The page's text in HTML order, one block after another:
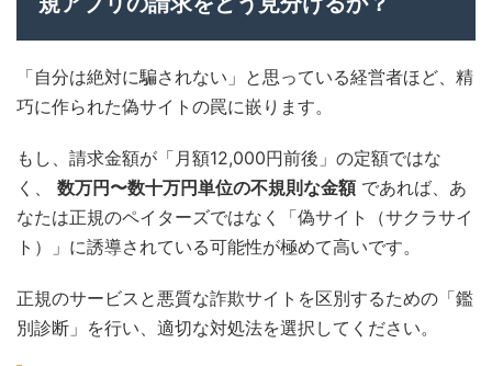
「自分は絶対に騙されない」と思っている経営者ほど、精
巧に作られた偽サイトの罠に嵌ります。
もし、請求金額が「月額12,000円前後」の定額ではな
く、 数万円〜数十万円単位の不規則な金額であれば、あ
なたは正規のペイターズではなく「偽サイト（サクラサイ
ト）」に誘導されている可能性が極めて高いです。
正規のサービスと悪質な詐欺サイトを区別するための「鑑
別診断」を行い、適切な対処法を選択してください。